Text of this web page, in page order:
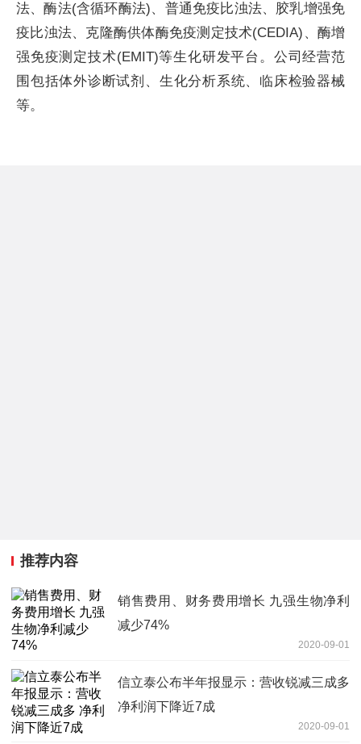
法、酶法(含循环酶法)、普通免疫比浊法、胶乳增强免
疫比浊法、克隆酶供体酶免疫测定技术(CEDIA)、酶增
强免疫测定技术(EMIT)等生化研发平台。公司经营范
围包括体外诊断试剂、生化分析系统、临床检验器械
等。
推荐内容
销售费用、财务费用增长 九强生物净利
减少74%
2020-09-01
信立泰公布半年报显示：营收锐减三成多
净利润下降近7成
2020-09-01